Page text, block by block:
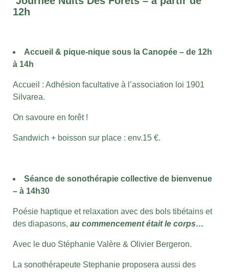
12h
Accueil & pique-nique sous la Canopée – de 12h
à 14h
Accueil : Adhésion facultative à l’association loi 1901
Silvarea.
On savoure en forêt !
Sandwich + boisson sur place : env.15 €.
Séance de sonothérapie collective de bienvenue
– à 14h30
Poésie haptique et relaxation avec des bols tibétains et
des diapasons, au commencement était le corps…
Avec le duo Stéphanie Valère & Olivier Bergeron.
La sonothérapeute Stephanie proposera aussi des